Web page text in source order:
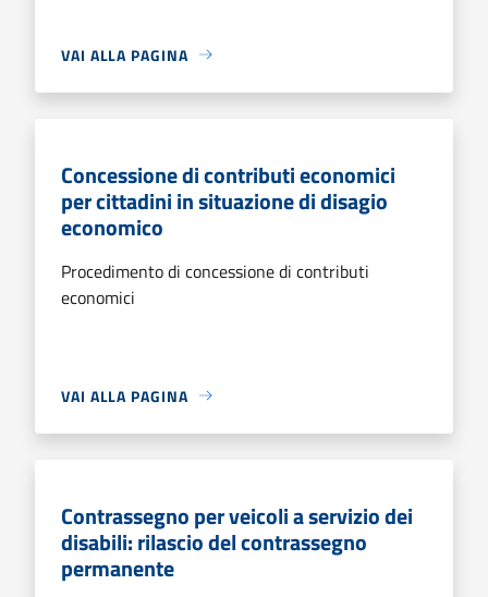
VAI ALLA PAGINA
Concessione di contributi economici
per cittadini in situazione di disagio
economico
Procedimento di concessione di contributi
economici
VAI ALLA PAGINA
Contrassegno per veicoli a servizio dei
disabili: rilascio del contrassegno
permanente